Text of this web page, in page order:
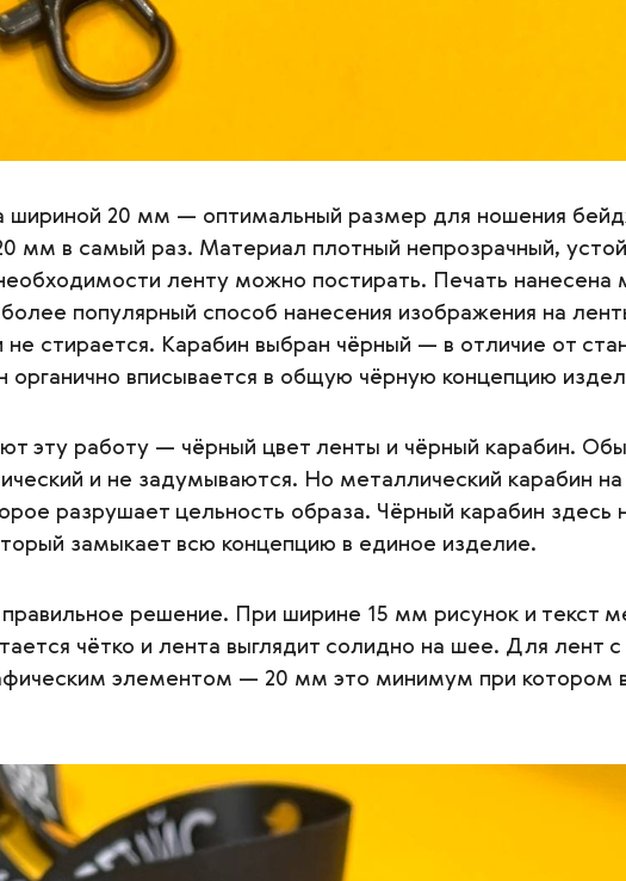
шириной 20 мм — оптимальный размер для ношения
мм в самый раз. Материал плотный непрозрачный,
ленту можно постирать. Печать
популярный способ нанесения изображения на
не стирается. Карабин выбран чёрный — в отличие от
органично вписывается в общую чёрную концепцию
эту работу — чёрный цвет ленты и чёрный карабин.
и не задумываются. Но металлический карабин
разрушает цельность образа. Чёрный карабин здесь
замыкает всю концепцию в единое изделие.
решение. При ширине 15 мм рисунок и текст
чётко и лента выглядит солидно на шее. Для лент
элементом — 20 мм это минимум при котором